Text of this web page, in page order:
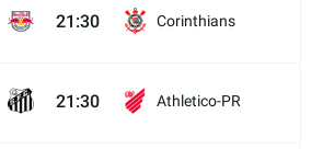
21:30 Corinthians
21:30 Athletico-PR